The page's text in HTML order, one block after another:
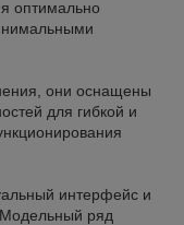
оптимально
они оснащены
для гибкой и
интерфейс и
Модельный ряд